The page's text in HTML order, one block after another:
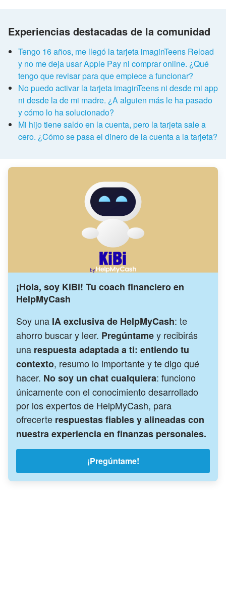
Experiencias destacadas de la comunidad
Tengo 16 años, me llegó la tarjeta imaginTeens Reload
y no me deja usar Apple Pay ni comprar online. ¿Qué
tengo que revisar para que empiece a funcionar?
No puedo activar la tarjeta imaginTeens ni desde mi app
ni desde la de mi madre. ¿A alguien más le ha pasado
y cómo lo ha solucionado?
Mi hijo tiene saldo en la cuenta, pero la tarjeta sale a
cero. ¿Cómo se pasa el dinero de la cuenta a la tarjeta?
¡Hola, soy KiBi! Tu coach financiero en
HelpMyCash
Soy una IA exclusiva de HelpMyCash: te
ahorro buscar y leer. Pregúntamey recibirás
una respuesta adaptada a ti: entiendo tu
contexto, resumo lo importante y te digo qué
hacer. No soy un chat cualquiera: funciono
únicamente con el conocimiento desarrollado
por los expertos de HelpMyCash, para
ofrecerte respuestas fiables y alineadas con
nuestra experiencia en finanzas personales.
¡Pregúntame!